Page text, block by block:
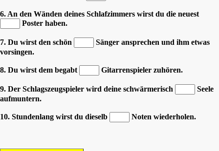
6. An den Wänden deines Schlafzimmers wirst du die neuest
Poster haben.
7. Du wirst den schön
Sänger ansprechen und ihm etwas
vorsingen.
8. Du wirst dem begabt Gitarrenspieler zuhören.
9. Der Schlagszeugspieler wird deine schwärmerisch
Seele
aufmuntern.
10. Stundenlang wirst du dieselb Noten wiederholen.